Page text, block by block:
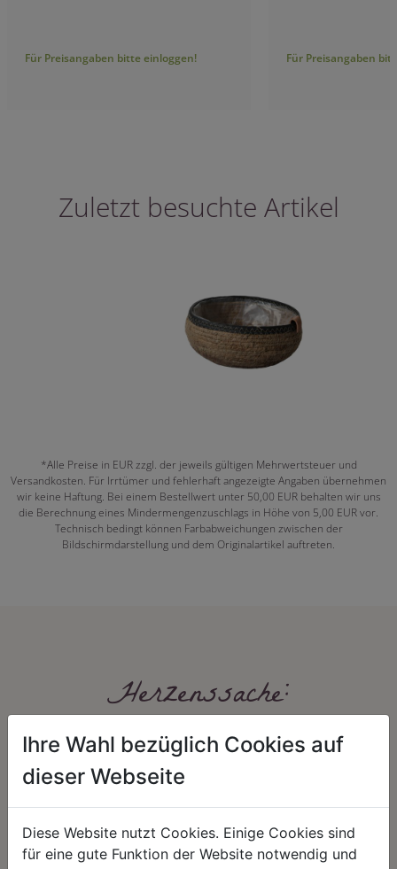
Für Preisangaben bitte einloggen! Für Preisangaben
Zuletzt besuchte Artikel
*Alle Preise in EUR zzgl. der jeweils gültigen Mehrwertsteuer und
Versandkosten. Für Irrtümer und fehlerhaft angezeigte Angaben übernehmen
wir keine Haftung. Bei einem Bestellwert unter 50,00 EUR behalten wir uns
die Berechnung eines Mindermengenzuschlags in Höhe von 5,00 EUR vor.
Technisch bedingt können Farbabweichungen zwischen der
Bildschirmdarstellung und dem Originalartikel auftreten.
Herzenssache:
HARMONIE FAIRNESS
Ihre Wahl bezüglich Cookies auf
dieser Webseite
Diese Website nutzt Cookies. Einige Cookies sind
für eine gute Funktion der Website notwendig und